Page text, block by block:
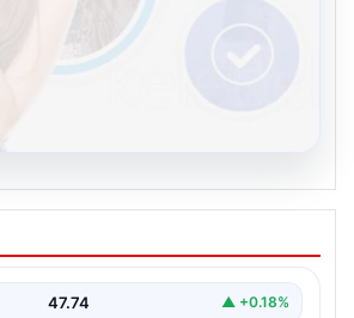
platformu İle Sanal
Adresi Ve
insanların seviyeli bir şekilde bağlantı
47.74 ▲ +0.18%